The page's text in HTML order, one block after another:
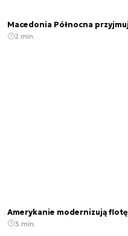
Macedonia Północna
2 min.
Amerykanie modernizują
3 min.